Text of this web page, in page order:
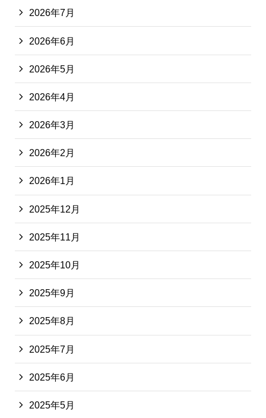
2026年7月
2026年6月
2026年5月
2026年4月
2026年3月
2026年2月
2026年1月
2025年12月
2025年11月
2025年10月
2025年9月
2025年8月
2025年7月
2025年6月
2025年5月